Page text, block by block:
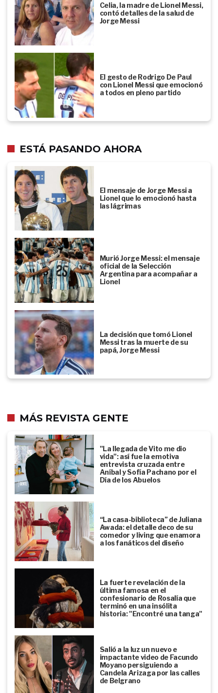
Celia, la madre de Lionel Messi,
contó detalles de la salud de
Jorge Messi
El gesto de Rodrigo De Paul
con Lionel Messi que emocionó
a todos en pleno partido
ESTÁ PASANDO AHORA
El mensaje de Jorge Messi a
Lionel que lo emocionó hasta
las lágrimas
Murió Jorge Messi: el mensaje
oficial de la Selección
Argentina para acompañar a
Lionel
La decisión que tomó Lionel
Messi tras la muerte de su
papá, Jorge Messi
MÁS REVISTA GENTE
"La llegada de Vito me dio
vida": así fue la emotiva
entrevista cruzada entre
Aníbal y Sofía Pachano por el
Día de los Abuelos
“La casa-biblioteca” de Juliana
Awada: el detalle deco de su
comedor y living que enamora
a los fanáticos del diseño
La fuerte revelación de la
última famosa en el
confesionario de Rosalía que
terminó en una insólita
historia: "Encontré una tanga"
Salió a la luz un nuevo e
impactante video de Facundo
Moyano persiguiendo a
Candela Arizaga por las calles
de Belgrano